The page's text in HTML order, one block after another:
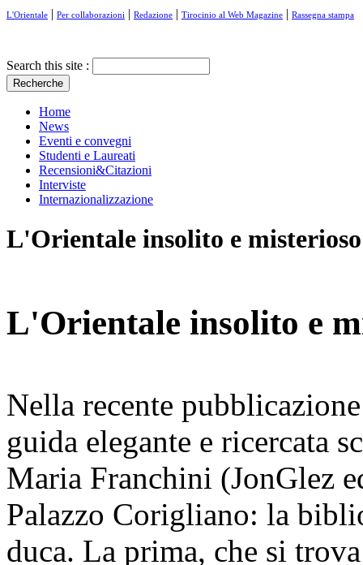
L'Orientale | Per collaborazioni | Redazione | Tirocinio al Web Magazine | Rassegna stampa
Search this site :
Home
News
Eventi e convegni
Studenti e Laureati
Recensioni&Citazioni
Interviste
Internazionalizzazione
L'Orientale insolito e misterioso
L'Orientale insolito e
Nella recente
guida elegante e ricercata
Maria Franchini (JonGlez
Palazzo Corigliano: la
duca. La prima, che si